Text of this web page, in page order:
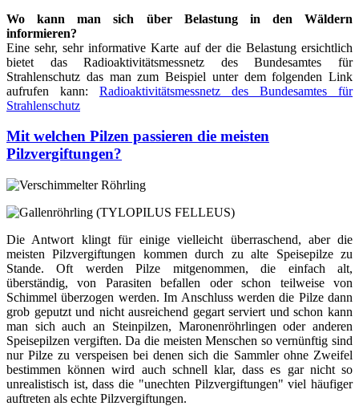
Wo kann man sich über Belastung in den Wäldern
informieren?
Eine sehr, sehr informative Karte auf der die Belastung ersichtlich
bietet das Radioaktivitätsmessnetz des Bundesamtes für
Strahlenschutz das man zum Beispiel unter dem folgenden Link
aufrufen kann: Radioaktivitätsmessnetz des Bundesamtes für
Strahlenschutz
Mit welchen Pilzen passieren die meisten
Pilzvergiftungen?
Die Antwort klingt für einige vielleicht überraschend, aber die
meisten Pilzvergiftungen kommen durch zu alte Speisepilze zu
Stande. Oft werden Pilze mitgenommen, die einfach alt,
überständig, von Parasiten befallen oder schon teilweise von
Schimmel überzogen werden. Im Anschluss werden die Pilze dann
grob geputzt und nicht ausreichend gegart serviert und schon kann
man sich auch an Steinpilzen, Maronenröhrlingen oder anderen
Speisepilzen vergiften. Da die meisten Menschen so vernünftig sind
nur Pilze zu verspeisen bei denen sich die Sammler ohne Zweifel
bestimmen können wird auch schnell klar, dass es gar nicht so
unrealistisch ist, dass die "unechten Pilzvergiftungen" viel häufiger
auftreten als echte Pilzvergiftungen.